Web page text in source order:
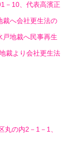
－10、代表高濱正
裁へ会社更生法の
戸地裁へ民事再生
裁より会社更生法
の内2－1－1、